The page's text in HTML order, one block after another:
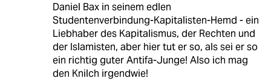
Daniel Bax in seinem edlen
Studentenverbindung-Kapitalisten-Hemd - ein
Liebhaber des Kapitalismus, der Rechten und
der Islamisten, aber hier tut er so, als sei er so
ein richtig guter Antifa-Junge! Also ich mag
den Knilch irgendwie!